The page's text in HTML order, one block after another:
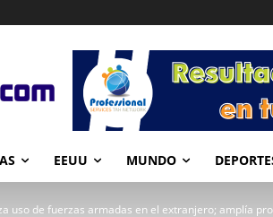
EEUU MUNDO
uso de fuerzas armadas en el extranjero; amplía